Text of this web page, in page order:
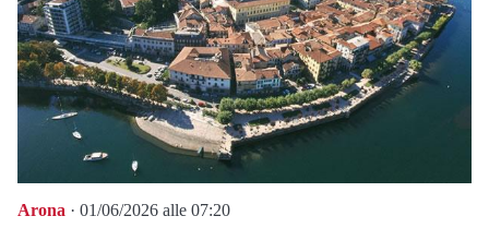
Arona · 01/06/2026 alle 07:20